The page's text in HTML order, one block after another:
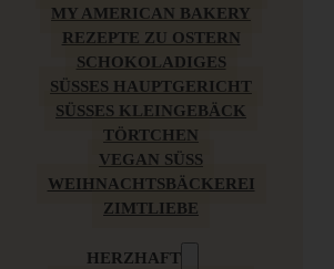
MY AMERICAN BAKERY
REZEPTE ZU OSTERN
SCHOKOLADIGES
SÜSSES HAUPTGERICHT
SÜSSES KLEINGEBÄCK
TÖRTCHEN
VEGAN SÜSS
WEIHNACHTSBÄCKEREI
ZIMTLIEBE
HERZHAFT